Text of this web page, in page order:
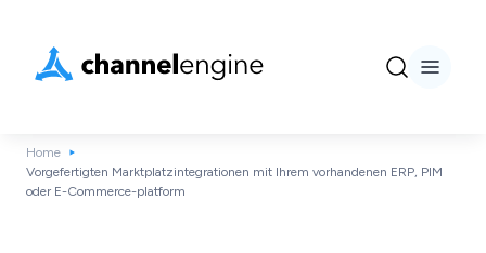
Home
Vorgefertigten Marktplatzintegrationen mit Ihrem vorhandenen ERP, PIM
oder E-Commerce-platform